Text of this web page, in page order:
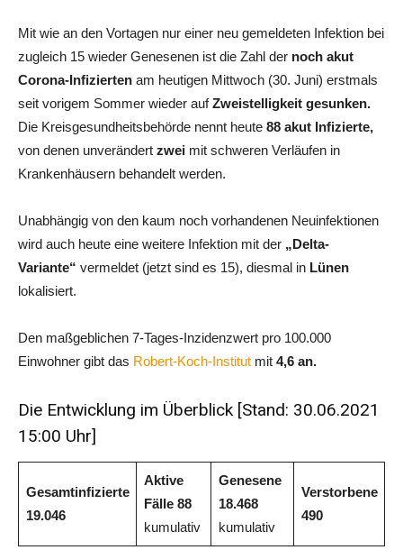
Mit wie an den Vortagen nur einer neu gemeldeten Infektion bei
zugleich 15 wieder Genesenen ist die Zahl der noch akut
Corona-Infizierten am heutigen Mittwoch (30. Juni) erstmals
seit vorigem Sommer wieder aufZweistelligkeit gesunken.
Die Kreisgesundheitsbehörde nennt heute 88 akut Infizierte,
von denen unverändert zwei mit schweren Verläufen in
Krankenhäusern behandelt werden.
Unabhängig von den kaum noch vorhandenen Neuinfektionen
wird auch heute eine weitere Infektion mit der „Delta-
Variante“ vermeldet (jetzt sind es 15), diesmal in Lünen
lokalisiert.
Den maßgeblichen 7-Tages-Inzidenzwert pro 100.000
Einwohner gibt das Robert-Koch-Institut mit 4,6 an.
Die Entwicklung im Überblick [Stand: 30.06.2021
15:00 Uhr]
Gesamtinfizierte
19.046
Aktive
Fälle 88
kumulativ
Genesene
18.468
kumulativ
Verstorbene
490